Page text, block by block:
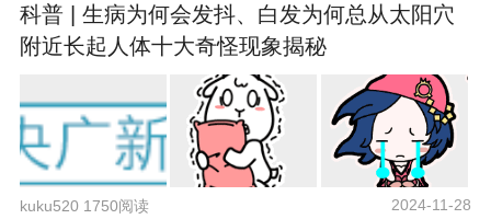
科普 | 生病为何会发抖、白发为何总从太阳穴
附近长起人体十大奇怪现象揭秘
kuku520 1750阅读 2024-11-28